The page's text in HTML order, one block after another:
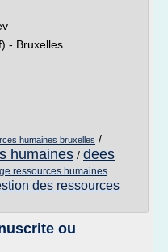
- Bruxelles
humaines bruxelles /
humaines / dees
ressources humaines
des ressources
ou